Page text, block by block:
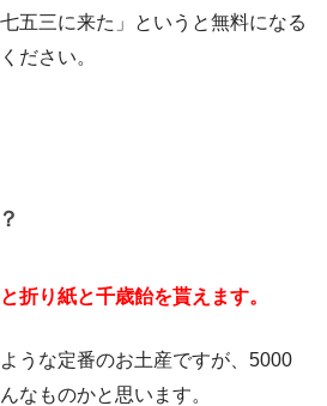
五三に来た」というと無料になる
ださい。
折り紙と千歳飴を貰えます。
うな定番のお土産ですが、5000
なものかと思います。